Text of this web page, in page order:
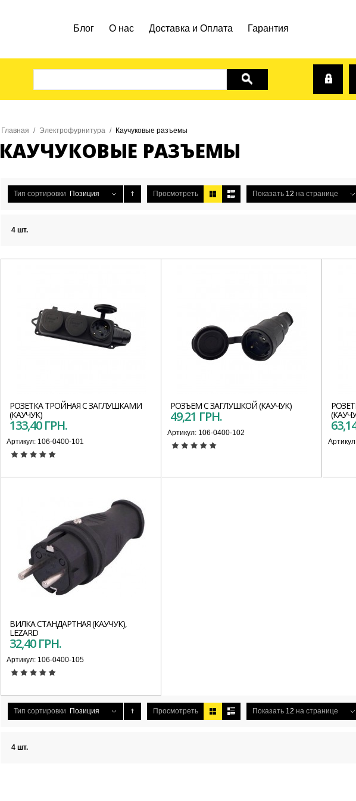
Блог О нас Доставка и Оплата Гарантия
ПОИСК
Главная / Электрофурнитура / Каучуковые разъемы
КАУЧУКОВЫЕ РАЗЪЕМЫ
Тип сортировки Позиция Просмотреть Показать 12 на странице
4 шт.
РОЗЕТКА ТРОЙНАЯ С ЗАГЛУШКАМИ
(КАУЧУК)
133,40 ГРН.
Артикул: 106-0400-101
РОЗЪЕМ С ЗАГЛУШКОЙ (КАУЧУК)
49,21 ГРН.
Артикул: 106-0400-102
ВИЛКА СТАНДАРТНАЯ (КАУЧУК),
LEZARD
32,40 ГРН.
Артикул: 106-0400-105
Тип сортировки Позиция Просмотреть Показать 12 на странице
4 шт.
Купи КУПИТЬ